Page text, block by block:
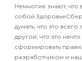
Немногие знают, что
собой
думать, что это
другой, что это
сформировать
разработчиком и